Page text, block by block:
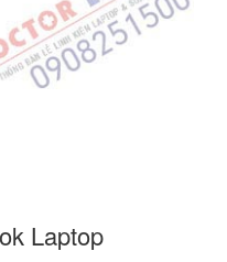
Laptop